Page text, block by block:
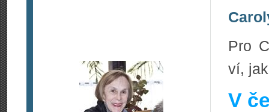
Pro
ví,
V